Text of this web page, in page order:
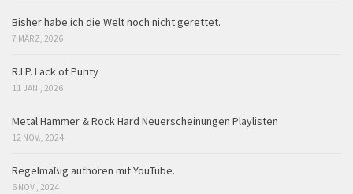
Bisher habe ich die Welt noch nicht gerettet.
7 MÄRZ, 2026
R.I.P. Lack of Purity
11 JAN., 2026
Metal Hammer & Rock Hard Neuerscheinungen Playlisten
12 NOV., 2024
Regelmäßig aufhören mit YouTube.
6 NOV., 2024